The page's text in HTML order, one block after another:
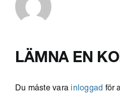
LÄMNA EN
Du måste vara inloggad för